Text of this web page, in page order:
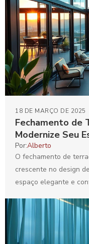
Fechamento de
Modernize Seu
18 DE MARÇO DE 2025
Por:Alberto
O fechamento de
crescente no design
espaço elegante e